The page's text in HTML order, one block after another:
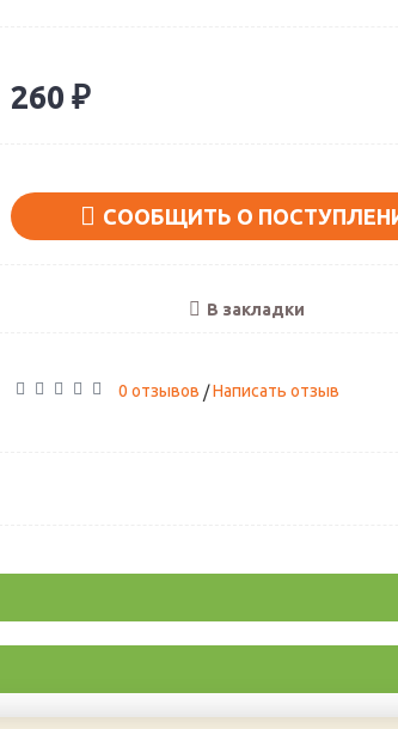
260 ₽
СООБЩИТЬ О
В закладки
0 отзывов /Написать отзыв